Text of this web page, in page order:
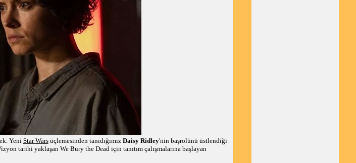
Yeni Star Warsüçlemesinden tanıdığımız Daisy Ridley'nin başrolünü üstlendiği
tarihi yaklaşan We Bury the Dead için tanıtım çalışmalarına başlayan